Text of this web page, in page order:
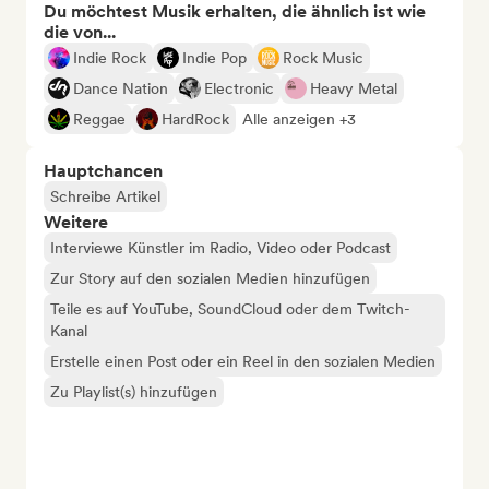
Du möchtest Musik erhalten, die ähnlich ist wie
die von...
Indie Rock Indie Pop
Rock Music
Dance Nation
Electronic
Heavy Metal
Reggae
HardRock Alle anzeigen +3
Hauptchancen
Schreibe Artikel
Weitere
Interviewe Künstler im Radio, Video oder Podcast
Zur Story auf den sozialen Medien hinzufügen
Teile es auf YouTube, SoundCloud oder dem Twitch-
Kanal
Erstelle einen Post oder ein Reel in den sozialen Medien
Zu Playlist(s) hinzufügen